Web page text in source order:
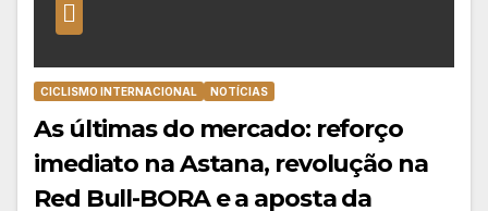
CICLISMO INTERNACIONAL NOTÍCIAS
As últimas do mercado: reforço
imediato na Astana, revolução na
Red Bull-BORA e a aposta da